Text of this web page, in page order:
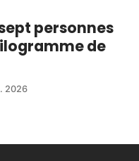
personnes
de
2026